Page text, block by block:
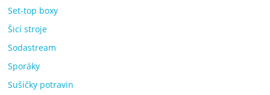
Set-top boxy
Šicí stroje
Sodastream
Sporáky
Sušičky potravin